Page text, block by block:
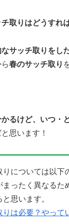
取りはどうすれ
サッチ取りをし
春のサッチ取り
るけど、いつ・
思います！
については以下
ったく異なるた
思います。
は必要？やって